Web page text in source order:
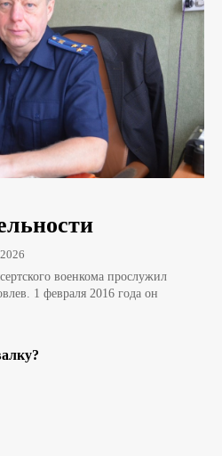
военкома прослужил
1 февраля 2016 года он